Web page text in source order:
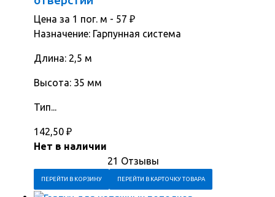
Цена за 1 пог. м - 57 ₽
Назначение: Гарпунная система
Длина: 2,5 м
Высота: 35 мм
Тип...
142,50 ₽
Нет в наличии
21 Отзывы
ПЕРЕЙТИ В КОРЗИНУ ПЕРЕЙТИ В КАРТОЧКУ ТОВАРА